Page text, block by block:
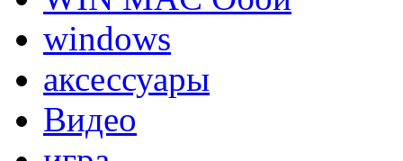
windows
аксессуары
Видео